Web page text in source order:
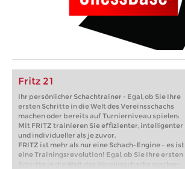
Fritz 21
Ihr persönlicher Schachtrainer - Egal, ob Sie Ihre
ersten Schritte in die Welt des Vereinsschachs
machen oder bereits auf Turnierniveau spielen:
Mit FRITZ trainieren Sie effizienter, intelligenter
und individueller als je zuvor.
FRITZ ist mehr als nur eine Schach-Engine – es ist
eine Trainingsrevolution! Egal, ob Sie Ihre ersten
Schritte in die Welt des Vereinsschachs machen